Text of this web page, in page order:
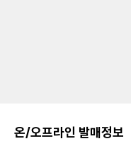
온/오프라인 발매정보